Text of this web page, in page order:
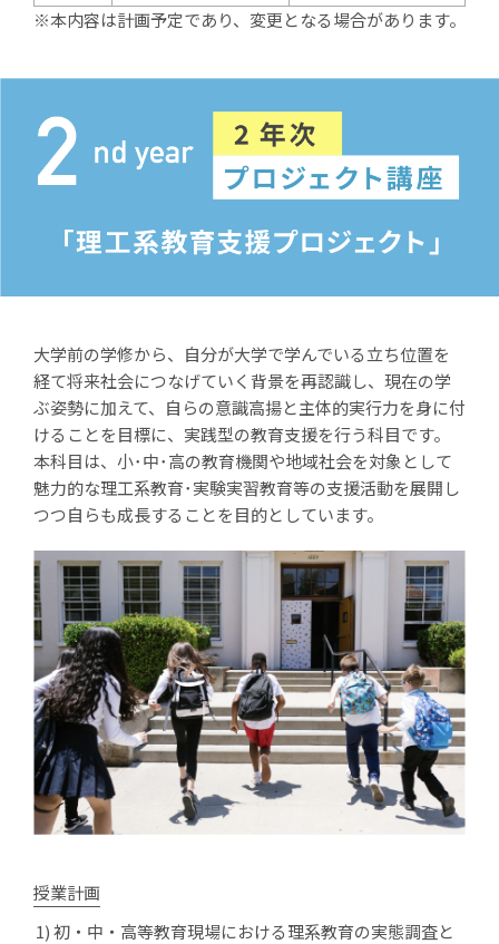
※本内容は計画予定であり、変更となる場合があります。
大学前の学修から、自分が大学で学んでいる立ち位置を
経て将来社会につなげていく背景を再認識し、現在の学
ぶ姿勢に加えて、自らの意識高揚と主体的実行力を身に付
けることを目標に、実践型の教育支援を行う科目です。
本科目は、小･中･高の教育機関や地域社会を対象として
魅力的な理工系教育･実験実習教育等の支援活動を展開し
つつ自らも成長することを目的としています。
授業計画
初・中・高等教育現場における理系教育の実態調査と